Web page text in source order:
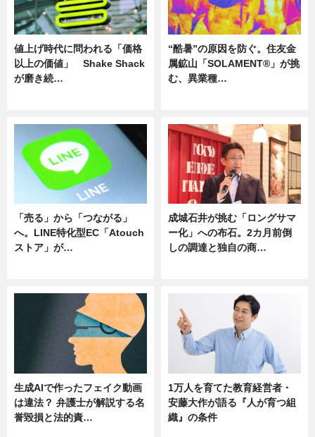
値上げ時代に問われる「価格
以上の価値」 Shake Shack
が磨き続…
“酷暑”の原因を防ぐ。住友金
属鉱山「SOLAMENT®」が挑
む、異業種…
「売る」から「つながる」
へ。LINE特化型EC「Atouch
ストア」が…
成城石井が挑む「ロングサマ
ー化」への布石。2カ月前倒
しの調達と独自の商…
生成AIで作ったフェイク動画
は違法？ 弁護士が解説する名
誉毀損と法的責…
1万人を育てた教育経営者・
安藤大作が語る『人が育つ組
織』の条件